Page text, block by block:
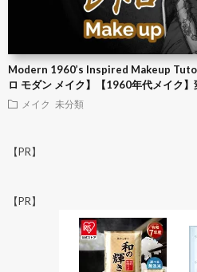
Modern 1960’s Inspired Makeup
ロ モダン メイク】【1960年代メイク】
メイク 未分類
【PR】
【PR】